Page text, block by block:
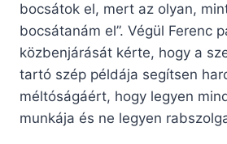
bocsátok el, mert az olyan,
bocsátanám el”. Végül Ferenc
közbenjárását kérte, hogy a
tartó szép példája segítsen
méltóságáért, hogy legyen
munkája és ne legyen